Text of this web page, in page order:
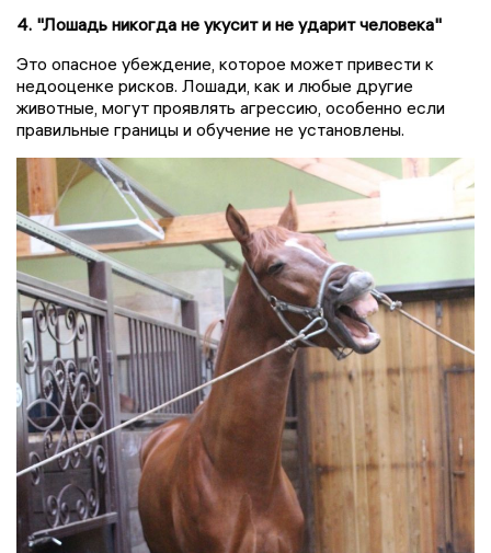
4. "Лошадь никогда не укусит и не ударит человека"
Это опасное убеждение, которое может привести к
недооценке рисков. Лошади, как и любые другие
животные, могут проявлять агрессию, особенно если
правильные границы и обучение не установлены.